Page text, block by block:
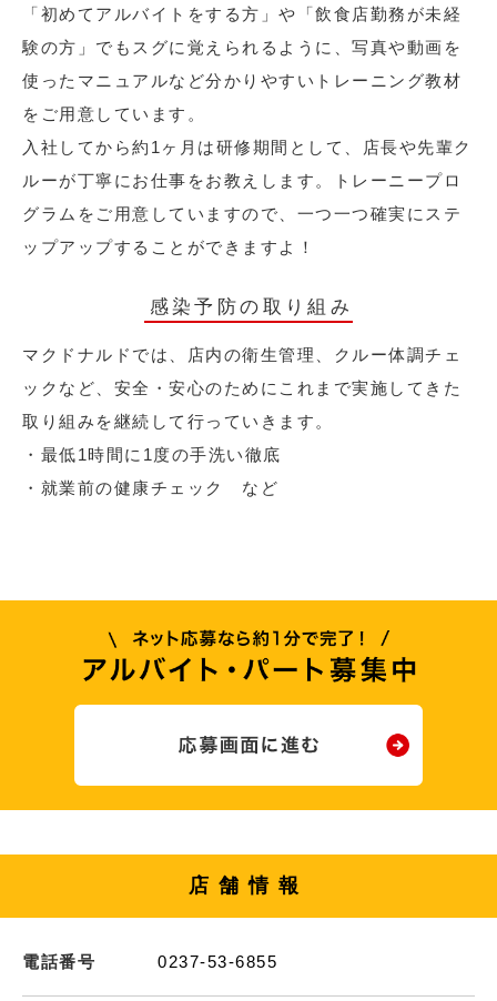
「初めてアルバイトをする方」や「飲食店勤務が未経
験の方」でもスグに覚えられるように、写真や動画を
使ったマニュアルなど分かりやすいトレーニング教材
をご用意しています。
入社してから約1ヶ月は研修期間として、店長や先輩ク
ルーが丁寧にお仕事をお教えします。トレーニープロ
グラムをご用意していますので、一つ一つ確実にステ
ップアップすることができますよ！
感染予防の取り組み
マクドナルドでは、店内の衛生管理、クルー体調チェ
ックなど、安全・安心のためにこれまで実施してきた
取り組みを継続して行っていきます。
・最低1時間に1度の手洗い徹底
・就業前の健康チェック など
店舗情報
電話番号 0237-53-6855